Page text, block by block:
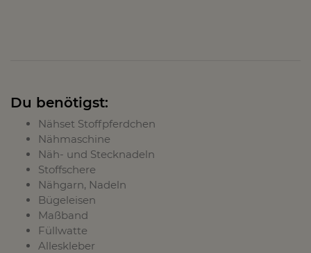
Du benötigst:
Nähset Stoffpferdchen
Nähmaschine
Näh- und Stecknadeln
Stoffschere
Nähgarn, Nadeln
Bügeleisen
Maßband
Füllwatte
Alleskleber